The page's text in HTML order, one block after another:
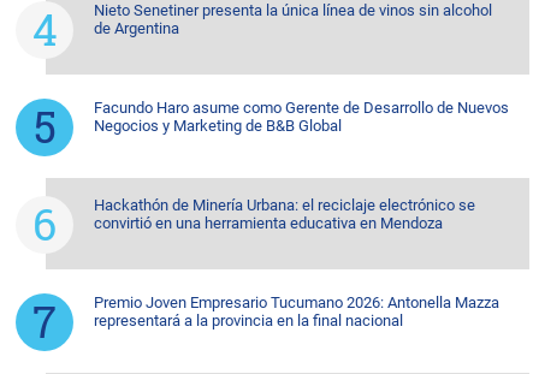
Nieto Senetiner presenta la única línea de vinos sin alcohol
de Argentina
Facundo Haro asume como Gerente de Desarrollo de Nuevos
Negocios y Marketing de B&B Global
Hackathón de Minería Urbana: el reciclaje electrónico se
convirtió en una herramienta educativa en Mendoza
Premio Joven Empresario Tucumano 2026: Antonella Mazza
representará a la provincia en la final nacional